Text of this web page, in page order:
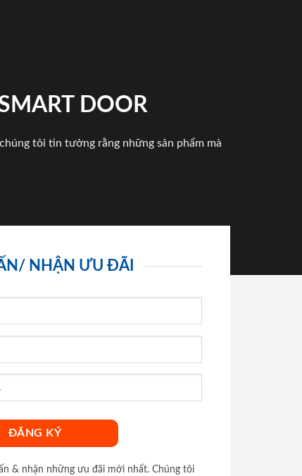
DOOR
tôi tin tưởng rằng những sản phẩm mà
NHẬN ƯU ĐÃI
& nhận những ưu đãi mới nhất. Chúng tôi